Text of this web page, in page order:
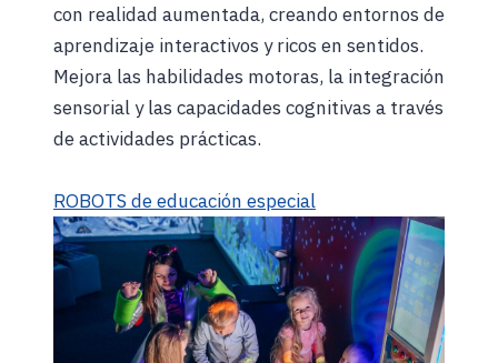
con realidad aumentada, creando entornos de
aprendizaje interactivos y ricos en sentidos.
Mejora las habilidades motoras, la integración
sensorial y las capacidades cognitivas a través
de actividades prácticas.
ROBOTS de educación especial